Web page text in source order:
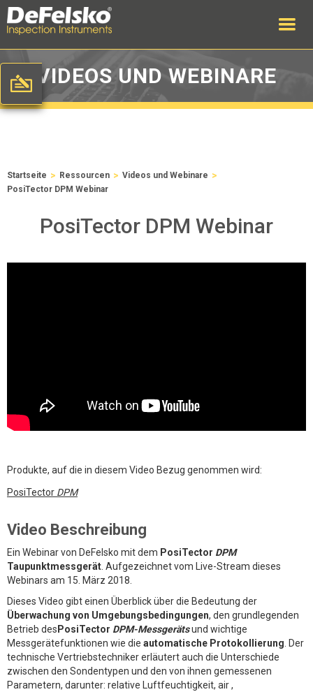
VIDEOS UND WEBINARE
Startseite > Ressourcen > Videos und Webinare >
PosiTector DPM Webinar
PosiTector DPM Webinar
Produkte, auf die in diesem Video Bezug genommen wird:
PosiTector DPM
Video Beschreibung
Ein Webinar von DeFelsko mit dem PosiTector DPM
Taupunktmessgerät . Aufgezeichnet vom Live-Stream dieses
Webinars am 15. März 2018.
Dieses Video gibt einen Überblick über die Bedeutung der
Überwachung von Umgebungsbedingungen, den grundlegenden
Betrieb desPosiTector DPM-Messgerätsund wichtige
Messgerätefunktionen wie die automatische Protokollierung . Der
technische Vertriebstechniker erläutert auch die Unterschiede
zwischen den Sondentypen und den von ihnen gemessenen
Parametern, darunter: relative Luftfeuchtigkeit, air ,